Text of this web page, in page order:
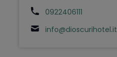
0922406111
info@dioscurihotel.it